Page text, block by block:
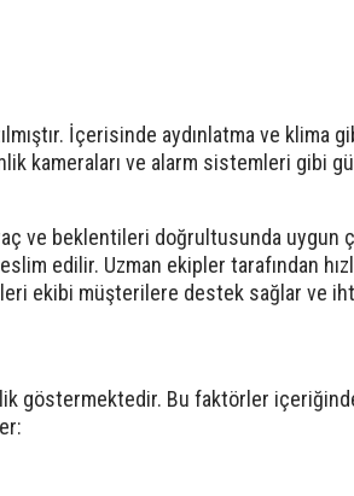
İçerisinde aydınlatma ve klima
kameraları ve alarm sistemleri gibi
ve beklentileri doğrultusunda uygun
edilir. Uzman ekipler tarafından
ekibi müşterilere destek sağlar ve
göstermektedir. Bu faktörler